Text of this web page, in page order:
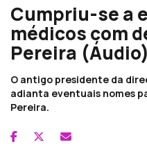
Cumpriu-se a
médicos com
Pereira (Áudio)
O antigo presidente da
adianta eventuais nomes
Pereira.